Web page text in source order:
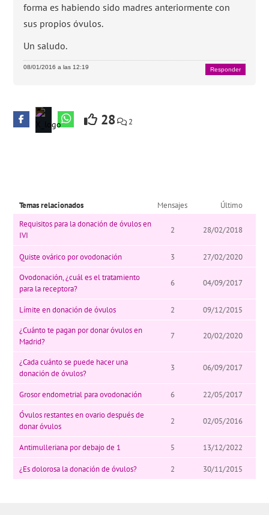
forma es habiendo sido madres anteriormente con
sus propios óvulos.
Un saludo.
08/01/2016 a las 12:19 Responder
28 2
Temas relacionados Mensajes
Último
Requisitos para la donación de óvulos en
IVI
2 28/02/2018
Quiste ovárico por ovodonación 3
27/02/2020
Ovodonación, ¿cuál es el tratamiento
para la receptora?
6 04/09/2017
Límite en donación de óvulos 2
09/12/2015
¿Cuánto te pagan por donar óvulos en
Madrid?
7 20/02/2020
¿Cada cuánto se puede hacer una
donación de óvulos?
3 06/09/2017
Grosor endometrial para ovodonación 6
22/05/2017
Óvulos restantes en ovario después de
donar óvulos
2 02/05/2016
Antimulleriana por debajo de 1 5 13/12/2022
¿Es dolorosa la donación de óvulos? 2 30/11/2015